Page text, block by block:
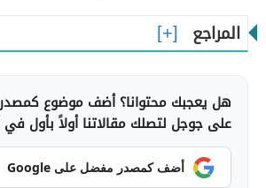
المراجع
هل يعجبك محتوانا؟ أضف موضوع
على جوجل لتصلك مقالاتنا أولاً بأول في
أضف كمصدر مفضل على Google